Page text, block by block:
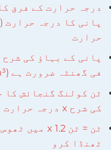
درجہ حرارت کے فرق
حرارت
پانی کے بہاؤ کی
فی گھنٹہ ضرورت ہے (m³ / گھنٹہ)
ٹن کولنگ گنجائش کا
کی شرح x درجہ حرارت کا فرق ÷ 0.86 ÷ 3.517
ٹھنڈا کرو